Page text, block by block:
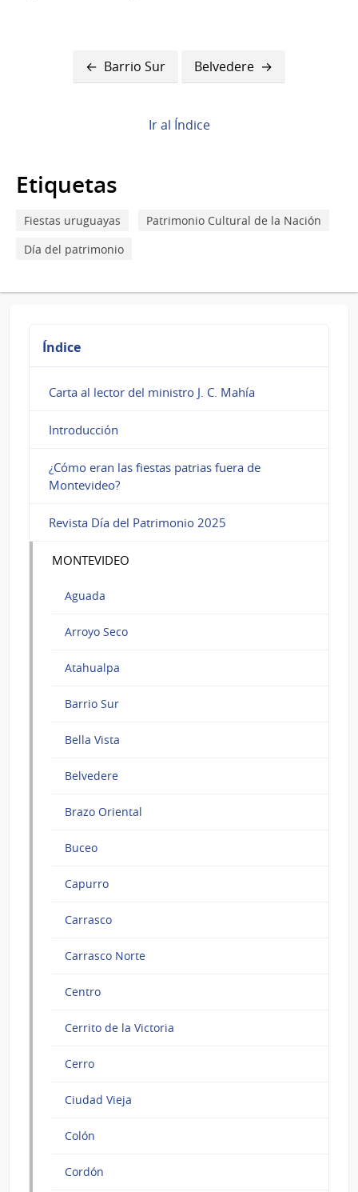
Enlaces
transversales
para
Bella
Vista
Barrio Sur Belvedere
Ir al Índice
Etiquetas
Fiestas uruguayas
Patrimonio Cultural de la Nación
Día del patrimonio
Índice
Carta al lector del ministro J. C. Mahía
Introducción
¿Cómo eran las fiestas patrias fuera de
Montevideo?
Revista Día del Patrimonio 2025
MONTEVIDEO
Aguada
Arroyo Seco
Atahualpa
Barrio Sur
Bella Vista
Belvedere
Brazo Oriental
Buceo
Capurro
Carrasco
Carrasco Norte
Centro
Cerrito de la Victoria
Cerro
Ciudad Vieja
Colón
Cordón